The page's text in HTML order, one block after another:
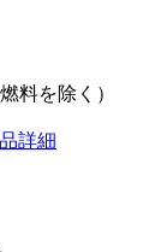
料を除く）
詳細